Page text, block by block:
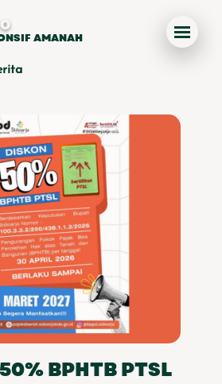
AMANAH
BPHTB PTSL